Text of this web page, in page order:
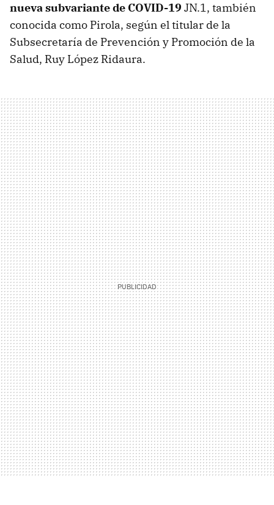
nueva subvariante de COVID-19 JN.1, también
conocida como Pirola, según el titular de la
Subsecretaría de Prevención y Promoción de la
Salud, Ruy López Ridaura.